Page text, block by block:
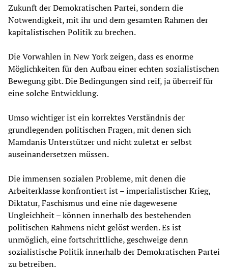
Zukunft der Demokratischen Partei, sondern die
Notwendigkeit, mit ihr und dem gesamten Rahmen der
kapitalistischen Politik zu brechen.
Die Vorwahlen in New York zeigen, dass es enorme
Möglichkeiten für den Aufbau einer echten sozialistischen
Bewegung gibt. Die Bedingungen sind reif, ja überreif für
eine solche Entwicklung.
Umso wichtiger ist ein korrektes Verständnis der
grundlegenden politischen Fragen, mit denen sich
Mamdanis Unterstützer und nicht zuletzt er selbst
auseinandersetzen müssen.
Die immensen sozialen Probleme, mit denen die
Arbeiterklasse konfrontiert ist – imperialistischer Krieg,
Diktatur, Faschismus und eine nie dagewesene
Ungleichheit – können innerhalb des bestehenden
politischen Rahmens nicht gelöst werden. Es ist
unmöglich, eine fortschrittliche, geschweige denn
sozialistische Politik innerhalb der Demokratischen Partei
zu betreiben.